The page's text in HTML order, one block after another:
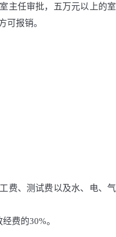
主任审批，五万元以上的室
可报销。
费、测试费以及水、电、气
费的30%。